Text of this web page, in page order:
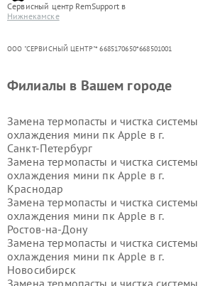
Сервисный центр RemSupport в
Нижнекамске
ООО "СЕРВИСНЫЙ ЦЕНТР"* 6685170650*668501001
Филиалы в Вашем городе
Замена термопасты и чистка системы
охлаждения мини пк Apple в г.
Санкт-Петербург
Замена термопасты и чистка системы
охлаждения мини пк Apple в г.
Краснодар
Замена термопасты и чистка системы
охлаждения мини пк Apple в г.
Ростов-на-Дону
Замена термопасты и чистка системы
охлаждения мини пк Apple в г.
Новосибирск
Замена термопасты и чистка системы